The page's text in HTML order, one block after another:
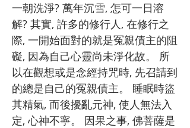
一朝洗淨? 萬年沉雪, 怎可一日溶
解? 其實, 許多的修行人, 在修行之
際, 一開始面對的就是冤親債主的阻
礙, 因為自己心靈尚未淨化故。 所
以在觀想或是念經持咒時, 先召請到
的總是自己的冤親債主。 睡眠時盜
其精氣, 而後擾亂元神, 使人無法入
定, 心神不寧。 因果之事, 佛菩薩是